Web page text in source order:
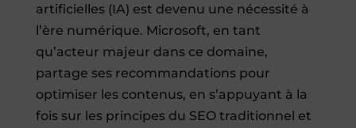
artificielles (IA) est devenu une nécessité à
l’ère numérique. Microsoft, en tant
qu’acteur majeur dans ce domaine,
partage ses recommandations pour
optimiser les contenus, en s’appuyant à la
fois sur les principes du SEO traditionnel et